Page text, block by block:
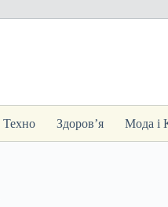
Техно Здоров’я Мода і